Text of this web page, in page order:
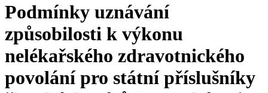
Podmínky uznávání
způsobilosti k výkonu
nelékařského zdravotnického
povolání pro státní příslušníky